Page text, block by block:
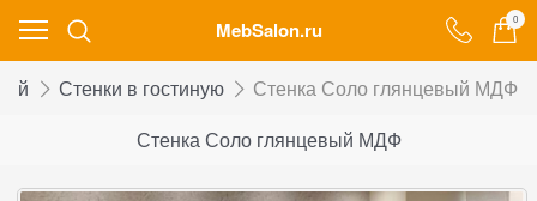
MebSalon.ru 0
Стенки в гостиную
Стенка Соло глянцевый МДФ
Стенка Соло глянцевый МДФ